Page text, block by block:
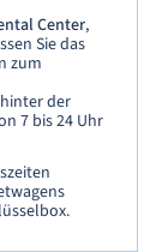
Center,
Sie das
zum
der
7 bis 24 Uhr